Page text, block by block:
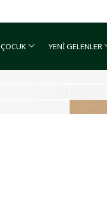
ÇOCUK YENİ GELENLER